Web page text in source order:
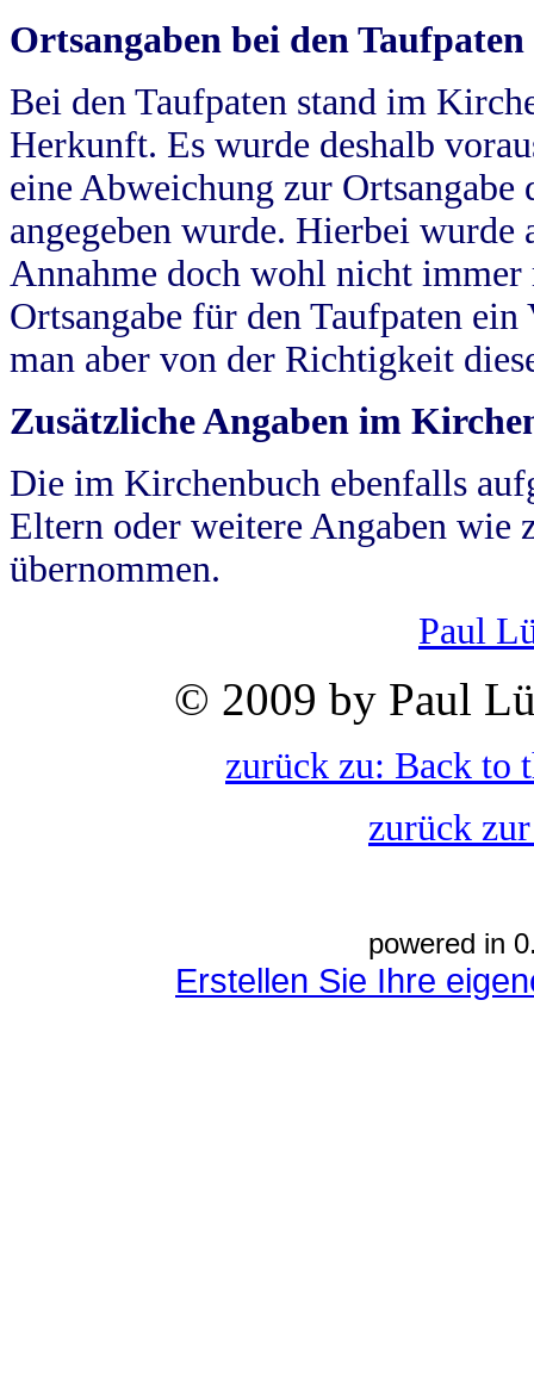
Ortsangaben bei den Taufpaten
Bei den Taufpaten stand im
Herkunft. Es wurde deshalb
eine Abweichung zur
angegeben wurde. Hierbei wurde
Annahme doch wohl nicht
Ortsangabe für den Taufpaten
man aber von der Richtigkeit
Zusätzliche Angaben im
Die im Kirchenbuch ebenfalls
Eltern oder weitere Angaben wie
übernommen.
Paul
© 2009 by Paul
zurück zu: Back to
zurück
powered in
Erstellen Sie Ihre